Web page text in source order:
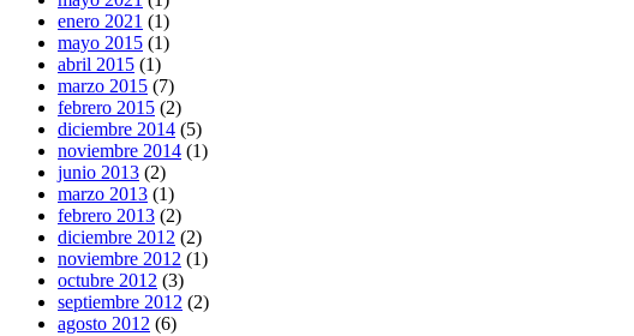
enero 2021 (1)
mayo 2015 (1)
abril 2015 (1)
marzo 2015 (7)
febrero 2015 (2)
diciembre 2014 (5)
noviembre 2014 (1)
junio 2013 (2)
marzo 2013 (1)
febrero 2013 (2)
diciembre 2012 (2)
noviembre 2012 (1)
octubre 2012 (3)
septiembre 2012 (2)
agosto 2012 (6)